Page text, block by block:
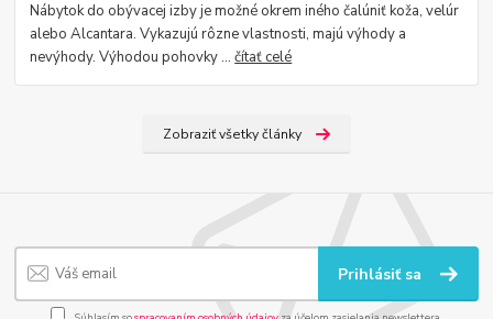
Nábytok do obývacej izby je možné okrem iného čalúniť koža, velúr
alebo Alcantara. Vykazujú rôzne vlastnosti, majú výhody a
nevýhody. Výhodou pohovky ...čítať celé
Zobraziť všetky články
Prihlásiť sa